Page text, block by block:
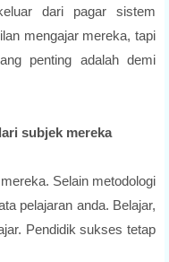
dari pagar sistem
mengajar mereka, tapi
penting adalah demi
subjek mereka
Selain metodologi
pelajaran anda. Belajar,
Pendidik sukses tetap